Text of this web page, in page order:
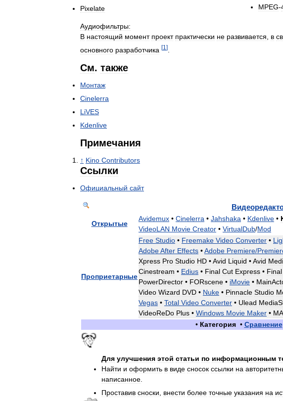
Pixelate
Аудиофильтры:
MPEG-
В настоящий момент проект практически не развивается в
основного разработчика [1 ]
См. также
Монтаж
Cinelerra
LiVES
Kdenlive
Примечания
↑ Kino Contributors
Ссылки
Официальный сайт
Открытые
Avidemux • Cinelerra • Jahshaka • Kdenlive •
VideoLAN Movie Creator • VirtualDub/Mod
Проприетарные
Free Studio • Freemake Video Converter •
AdobeAfter Effects •Adobe Premiere/
Xpress Pro Studio HD •Avid Liquid •Avid
Cinestream • Edius • Final Cut Express • Final
PowerDirector • FORscene • iMovie •
Video Wizard DVD • Nuke • Pinnacle Studio
Vegas • Total Video Converter • Ulead
VideoReDo Plus • Windows Movie Maker •
• Категория• Сравнение
Для улучшения этой статьи по информационным
Найти и оформить в виде сносок ссылки на
написанное
Проставив сноски внести более точные указания на